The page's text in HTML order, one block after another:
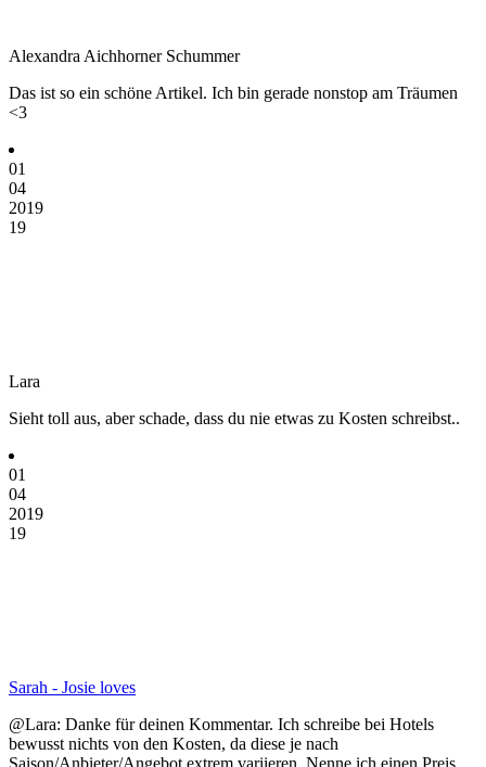
Alexandra Aichhorner Schummer
Das ist so ein schöne Artikel. Ich bin gerade nonstop am Träumen
<3
01
04
2019
19
Lara
Sieht toll aus, aber schade, dass du nie etwas zu Kosten schreibst..
01
04
2019
19
Sarah - Josie loves
@Lara: Danke für deinen Kommentar. Ich schreibe bei Hotels
bewusst nichts von den Kosten, da diese je nach
Saison/Anbieter/Angebot extrem variieren. Nenne ich einen Preis,